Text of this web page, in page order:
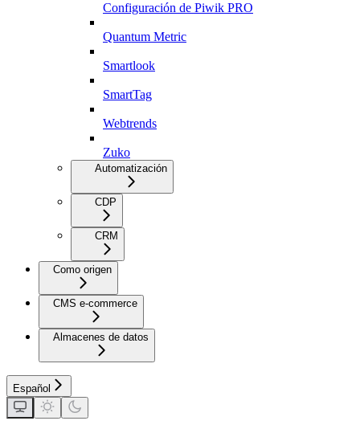
Configuración de Piwik PRO
Quantum Metric
Smartlook
SmartTag
Webtrends
Zuko
Automatización
CDP
CRM
Como origen
CMS e-commerce
Almacenes de datos
Español